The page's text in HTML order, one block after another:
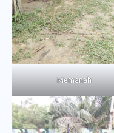
Memanah